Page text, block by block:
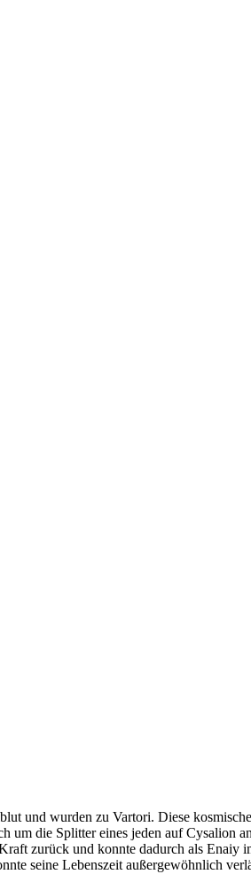
und wurden zu Vartori. Diese
die Splitter eines jeden auf Cysalion
zurück und konnte dadurch als
seine Lebenszeit außergewöhnlich